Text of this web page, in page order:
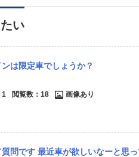
い
は限定車でしょうか？
1 閲覧数： 18 画像あり
しいなーと思っていて中古でかっこいい外車はないだろうかと探し